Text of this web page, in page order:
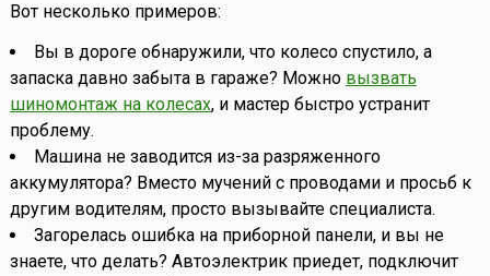
Вот несколько примеров:
Вы в дороге обнаружили, что колесо спустило, а
запаска давно забыта в гараже? Можно вызвать
шиномонтаж на колесах, и мастер быстро устранит
проблему.
Машина не заводится из-за разряженного
аккумулятора? Вместо мучений с проводами и просьб к
другим водителям, просто вызывайте специалиста.
Загорелась ошибка на приборной панели, и вы не
знаете, что делать? Автоэлектрик приедет, подключит